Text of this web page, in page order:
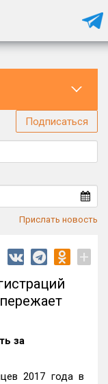
Подписаться
Прислать новость
+
за
2017 года в